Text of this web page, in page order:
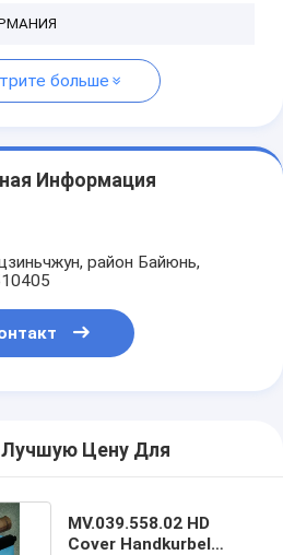
больше
Информация
район Байюнь,
Лучшую Цену Для
MV.039.558.02 HD
Cover Handkurbel